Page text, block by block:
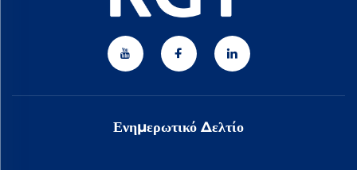
Ενημερωτικό Δελτίο